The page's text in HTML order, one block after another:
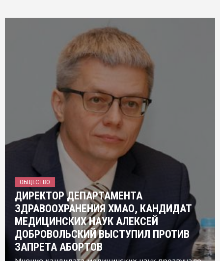
ОБЩЕСТВО
ДИРЕКТОР ДЕПАРТАМЕНТА
ЗДРАВООХРАНЕНИЯ ХМАО, КАНДИДАТ
МЕДИЦИНСКИХ НАУК АЛЕКСЕЙ
ДОБРОВОЛЬСКИЙ ВЫСТУПИЛ ПРОТИВ
ЗАПРЕТА АБОРТОВ